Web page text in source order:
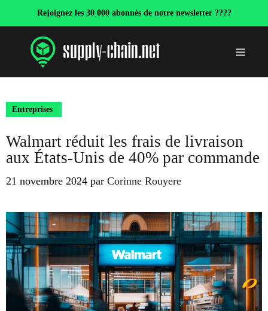
Rejoignez les 30 000 abonnés de notre newsletter ????
Menu
Entreprises
Walmart réduit les frais de livraison
aux États-Unis de 40% par commande
21 novembre 2024 par Corinne Rouyere